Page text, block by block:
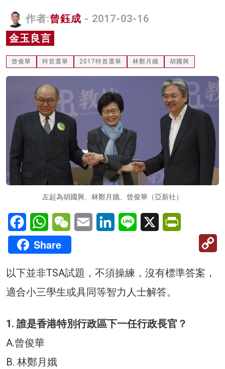
科技
影片
關於我們
作者:曾鈺成 - 2017-03-16
金玉良言
曾俊華 特首選舉 2017特首選舉 林鄭月娥 胡國興
左起為胡國興、林鄭月娥、曾俊華（亞新社）
FacebookWhatsAppWeChatEmail LinkedInLine X
Share
以下並非TSA試題，不須操練，沒有標準答案，
適合小三學生或具同等智力人士解答。
1. 誰是香港特別行政區下一任行政長官？
A.曾俊華
B. 林鄭月娥